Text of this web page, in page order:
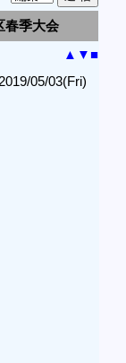
春季大会
▲ ▼■
05/03(Fri)